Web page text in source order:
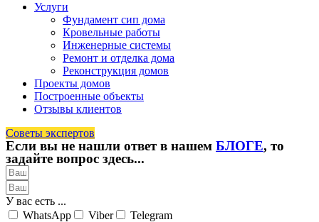
Услуги
Фундамент сип дома
Кровельные работы
Инженерные системы
Ремонт и отделка дома
Реконструкция домов
Проекты домов
Построенные объекты
Отзывы клиентов
Советы экспертов
Если вы не нашли ответ в нашем БЛОГЕ, то
задайте вопрос здесь...
У вас есть ...
WhatsApp
Viber Telegram